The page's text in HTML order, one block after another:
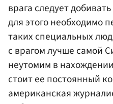
врага следует
для этого необходимо
таких специальных
с врагом лучше самой
неутомим в
стоит ее постоянный
американская